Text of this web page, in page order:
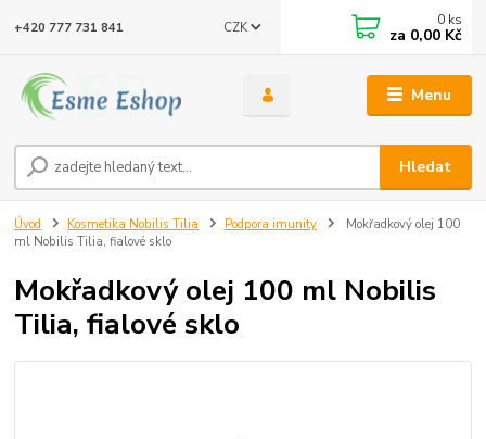
Menu
CZK
Hledat
+420 777 731 841 0 ks
za 0,00 Kč
Úvod Kosmetika Nobilis Tilia Podpora imunity
Mokřadkový olej 100
ml Nobilis Tilia, fialové sklo
Mokřadkový olej 100 ml Nobilis
Tilia, fialové sklo